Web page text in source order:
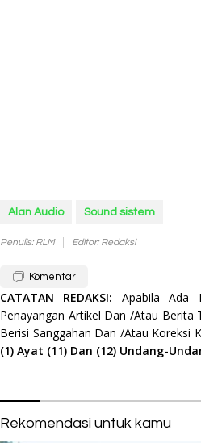
Alan Audio Sound sistem
Penulis: RLM Editor: Redaksi
Komentar
CATATAN REDAKSI: Apabila Ada
Penayangan Artikel Dan /Atau
Berisi Sanggahan Dan /Atau Koreksi
(1) Ayat (11) Dan (12) Undang-
Rekomendasi untuk kamu